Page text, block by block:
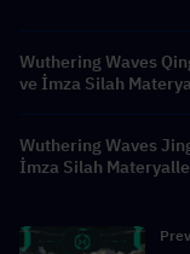
Wuthering Waves
ve İmza Silah
Wuthering Waves
İmza Silah